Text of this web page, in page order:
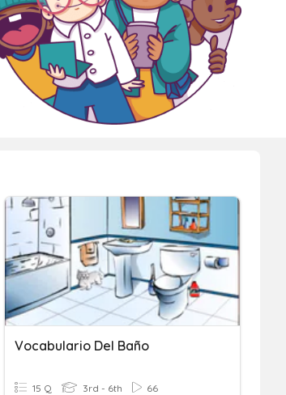
Vocabulario Del Baño
15 Q 3rd - 6th 66